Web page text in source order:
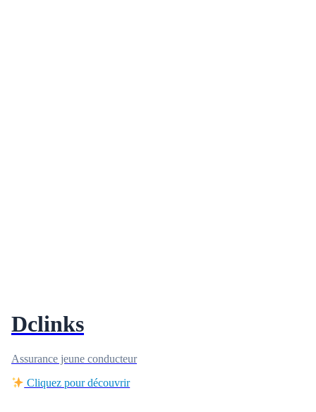
Dclinks
Assurance jeune conducteur
Cliquez pour découvrir